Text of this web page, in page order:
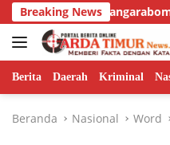
Langsung
ke
konten
Breaking News
Camat Mangarabombang,
Berita Daerah Kriminal
Beranda Nasional Word